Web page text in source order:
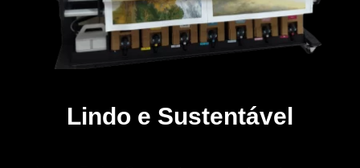
Lindo e Sustentável